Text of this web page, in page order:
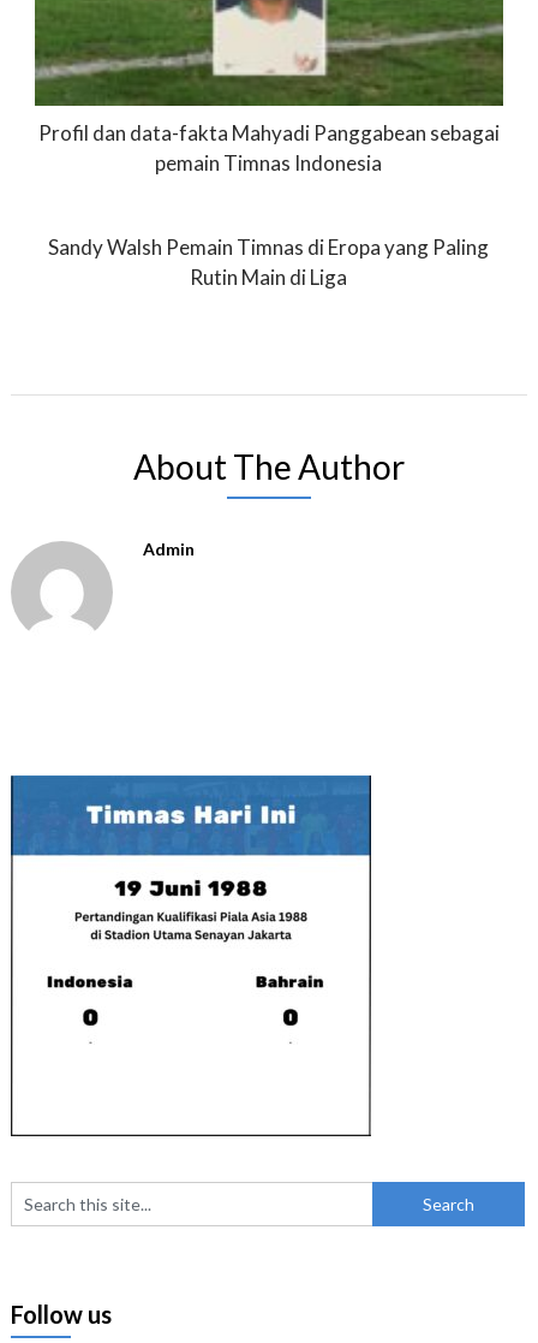
Profil dan data-fakta Mahyadi Panggabean sebagai
pemain Timnas Indonesia
Sandy Walsh Pemain Timnas di Eropa yang Paling
Rutin Main di Liga
About The Author
Admin
Follow us